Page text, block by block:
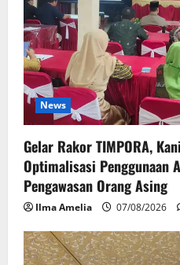
News
Gelar Rakor TIMPORA,
Optimalisasi Penggunaan
Pengawasan Orang Asing
Ilma Amelia 07/08/2026